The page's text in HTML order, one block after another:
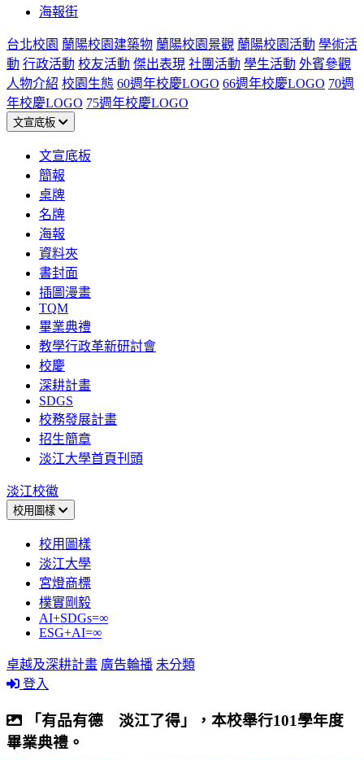
海報街
台北校園 蘭陽校園建築物 蘭陽校園景觀 蘭陽校園活動 學術活
動 行政活動 校友活動 傑出表現 社團活動 學生活動 外賓參觀
人物介紹 校園生態 60週年校慶LOGO 66週年校慶LOGO 70週
年校慶LOGO 75週年校慶LOGO
文宣底板
文宣底板
簡報
桌牌
名牌
海報
資料夾
書封面
插圖漫畫
TQM
畢業典禮
教學行政革新研討會
校慶
深耕計畫
SDGS
校務發展計畫
招生簡章
淡江大學首頁刊頭
淡江校徽
校用圖樣
校用圖樣
淡江大學
宮燈商標
樸實剛毅
AI+SDGs=∞
ESG+AI=∞
卓越及深耕計畫 廣告輪播 未分類
登入
「有品有德 淡江了得」，本校舉行101學年度
畢業典禮。